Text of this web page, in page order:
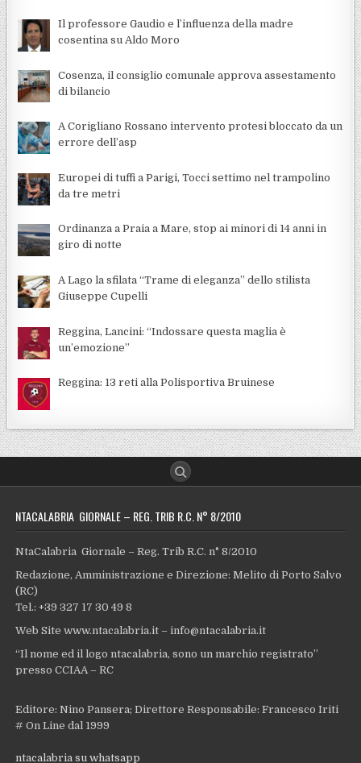
Il professore Gaudio e l’influenza della madre
cosentina su Aldo Moro
Cosenza, il consiglio comunale approva assestamento
di bilancio
A Corigliano Rossano intervento protesi bloccato da un
errore dell’asp
Europei di tuffi a Parigi, Tocci settimo nel trampolino
da tre metri
Ordinanza a Praia a Mare, stop ai minori di 14 anni in
giro di notte
A Lago la sfilata “Trame di eleganza” dello stilista
Giuseppe Cupelli
Reggina, Lancini: “Indossare questa maglia è
un’emozione”
Reggina: 13 reti alla Polisportiva Bruinese
NTACALABRIA GIORNALE – REG. TRIB R.C. N° 8/2010
NtaCalabria Giornale – Reg. Trib R.C. n° 8/2010
Redazione, Amministrazione e Direzione: Melito di Porto Salvo
(RC)
Tel.: +39 327 17 30 49 8
Web Site www.ntacalabria.it – info@ntacalabria.it
“Il nome ed il logo ntacalabria, sono un marchio registrato”
presso CCIAA – RC
Editore: Nino Pansera; Direttore Responsabile: Francesco Iriti
# On Line dal 1999
ntacalabria su whatsapp